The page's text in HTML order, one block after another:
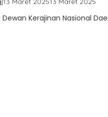
Kerajinan Nasional